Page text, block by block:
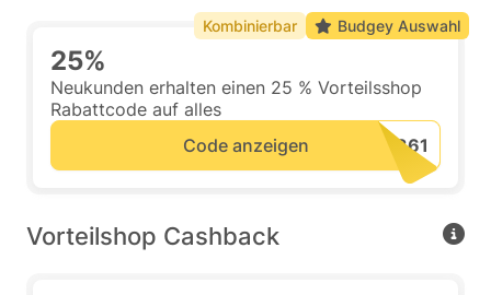
25%
Neukunden erhalten einen 25 % Vorteilsshop
Rabattcode auf alles
Code anzeigen
Kombinierbar Budgey Auswahl
Vorteilshop Cashback